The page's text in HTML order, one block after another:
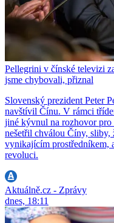
Pellegrini v čínské televizi
jsme chybovali, přiznal
Slovenský prezident Peter
navštívil Čínu. V rámci
jiné kývnul na rozhovor
nešetřil chválou Číny, sliby,
vynikajícím prostředníkem,
revoluci.
Aktuálně.cz - Zprávy
dnes, 18:11